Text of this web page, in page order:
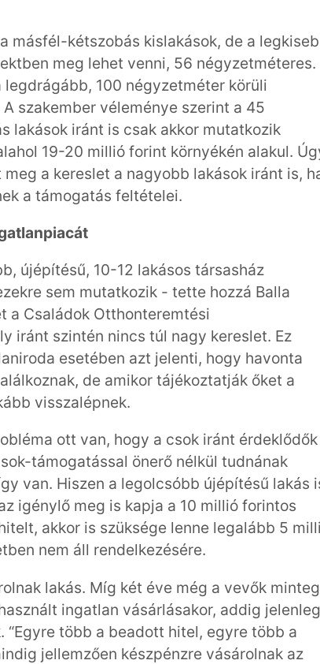
másfél-kétszobás kislakások, de a
meg lehet venni, 56 négyzetméteres.
100 négyzetméter körüli
szakember véleménye szerint a 45
lakások iránt is csak akkor mutatkozik
19-20 millió forint környékén alakul.
a kereslet a nagyobb lakások iránt is,
a támogatás feltételei.
újépítésű, 10-12 lakásos társasház
sem mutatkozik - tette hozzá Balla
a Családok Otthonteremtési
iránt szintén nincs túl nagy kereslet. Ez
esetében azt jelenti, hogy havonta
de amikor tájékoztatják őket a
visszalépnek.
ott van, hogy a csok iránt érdeklődők
támogatással önerő nélkül tudnának
van. Hiszen a legolcsóbb újépítésű lakás
igénylő meg is kapja a 10 millió forintos
akkor is szüksége lenne legalább 5
nem áll rendelkezésére.
lakás. Míg két éve még a vevők
ingatlan vásárlásakor, addig jelenleg
“Egyre több a beadott hitel, egyre több a
jellemzően készpénzre vásárolnak az